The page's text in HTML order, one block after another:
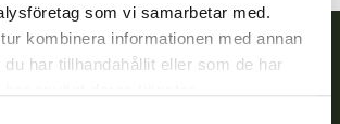
som vi samarbetar med.
kombinera informationen med annan
har tillhandahållit eller som de har